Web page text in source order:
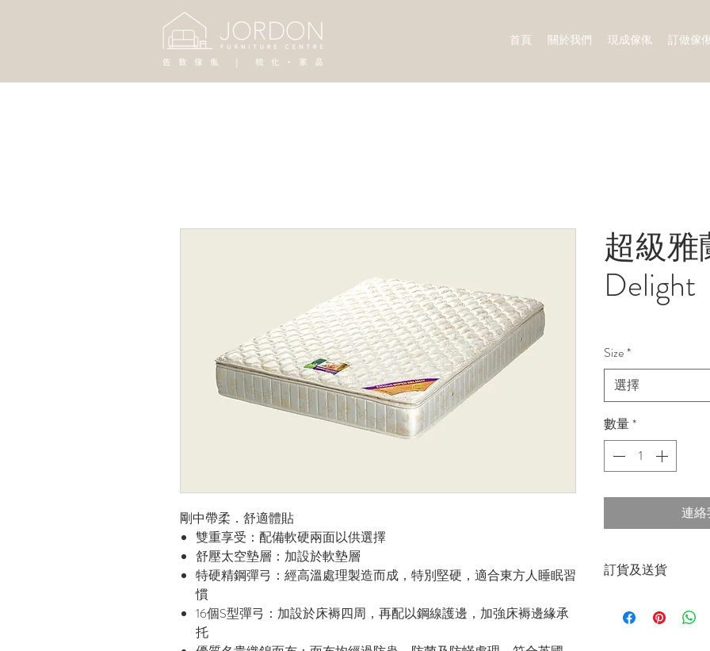
首頁 關於我們 現成傢俬 訂做傢
剛中帶柔．舒適體貼
雙重享受：配備軟硬兩面以供選擇
舒壓太空墊層：加設於軟墊層
特硬精鋼彈弓：經高溫處理製造而成，特別堅硬，適合東方人睡眠習
慣
16個S型彈弓：加設於床褥四周，再配以鋼線護邊，加強床褥邊緣承
托
超級雅
Delight
Size*
選擇
數量*
連
訂貨及送貨